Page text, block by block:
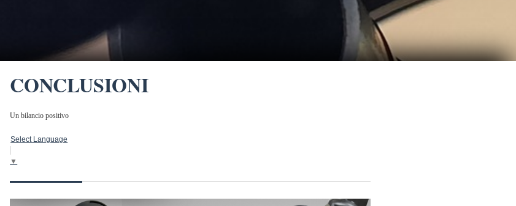
CONCLUSIONI
Un bilancio positivo
Select Language
▼